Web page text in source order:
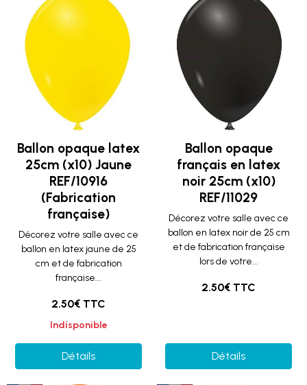
Ballon opaque latex
25cm (x10) Jaune
REF/10916
(Fabrication
française)
Décorez votre salle avec ce
ballon en latex jaune de 25
cm et de fabrication
française...
2.50€ TTC
Indisponible
Détails
Ballon opaque
français en latex
noir 25cm (x10)
REF/11029
Décorez votre salle avec ce
ballon en latex noir de 25 cm
et de fabrication française
lors de votre...
2.50€ TTC
Détails